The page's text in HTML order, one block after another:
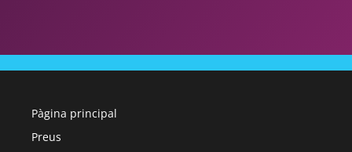
Pàgina principal
Preus